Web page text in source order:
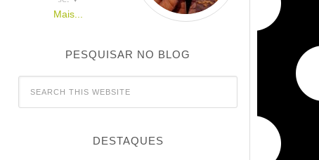
Mais...
PESQUISAR NO BLOG
DESTAQUES